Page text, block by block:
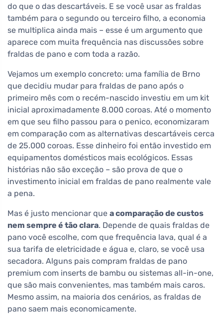
do que o das descartáveis. E se você usar as fraldas
também para o segundo ou terceiro filho, a economia
se multiplica ainda mais – esse é um argumento que
aparece com muita frequência nas discussões sobre
fraldas de pano e com toda a razão.
Vejamos um exemplo concreto: uma família de Brno
que decidiu mudar para fraldas de pano após o
primeiro mês com o recém-nascido investiu em um kit
inicial aproximadamente 8.000 coroas. Até o momento
em que seu filho passou para o penico, economizaram
em comparação com as alternativas descartáveis cerca
de 25.000 coroas. Esse dinheiro foi então investido em
equipamentos domésticos mais ecológicos. Essas
histórias não são exceção – são prova de que o
investimento inicial em fraldas de pano realmente vale
a pena.
Mas é justo mencionar que a comparação de custos
nem sempre é tão clara. Depende de quais fraldas de
pano você escolhe, com que frequência lava, qual é a
sua tarifa de eletricidade e água e, claro, se você usa
secadora. Alguns pais compram fraldas de pano
premium com inserts de bambu ou sistemas all-in-one,
que são mais convenientes, mas também mais caros.
Mesmo assim, na maioria dos cenários, as fraldas de
pano saem mais economicamente.